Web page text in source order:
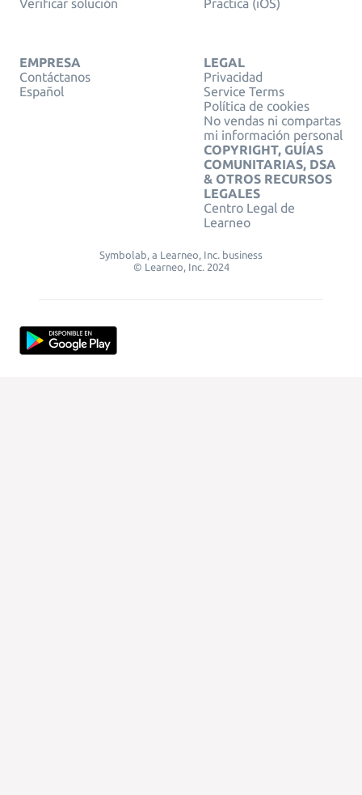
Verificar solución
Practica (iOS)
EMPRESA
Contáctanos
Español
LEGAL
Privacidad
Service Terms
Política de cookies
No vendas ni compartas
mi información personal
COPYRIGHT, GUÍAS
COMUNITARIAS, DSA
& OTROS RECURSOS
LEGALES
Centro Legal de
Learneo
Symbolab, a Learneo, Inc. business
© Learneo, Inc. 2024